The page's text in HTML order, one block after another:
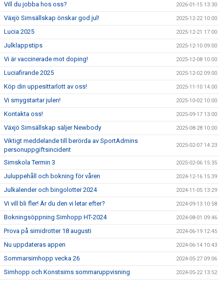
Vill du jobba hos oss? 2026-01-15 13:30
Växjö Simsällskap önskar god jul! 2025-12-22 10:00
Lucia 2025 2025-12-21 17:00
Julklappstips 2025-12-10 09:00
Vi är vaccinerade mot doping! 2025-12-08 10:00
Luciafirande 2025 2025-12-02 09:00
Köp din uppesittarlott av oss! 2025-11-10 14:00
Vi smygstartar julen! 2025-10-02 10:00
Kontakta oss! 2025-09-17 13:00
Växjö Simsällskap säljer Newbody 2025-08-28 10:00
Viktigt meddelande till berörda av SportAdmins
personuppgiftsincident
2025-02-07 14:23
Simskola Termin 3 2025-02-06 15:35
Juluppehåll och bokning för våren 2024-12-16 15:39
Julkalender och bingolotter 2024 2024-11-05 13:29
Vi vill bli fler! Är du den vi letar efter? 2024-09-13 10:58
Bokningsöppning Simhopp HT-2024 2024-08-01 09:46
Prova på simidrotter 18 augusti 2024-06-19 12:45
Nu uppdateras appen 2024-06-14 10:43
Sommarsimhopp vecka 26 2024-05-27 09:06
Simhopp och Konstsims sommaruppvisning 2024-05-22 13:52